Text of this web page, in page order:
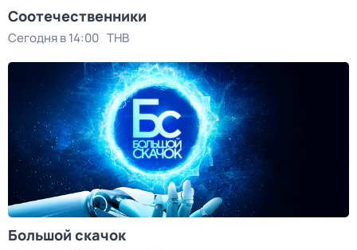
Соотечественники
Сегодня в 14:00 ТНВ
Большой скачок